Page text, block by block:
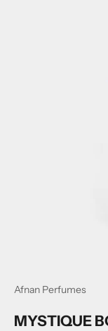
Afnan Perfumes
MYSTIQUE